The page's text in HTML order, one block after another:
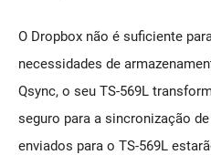
O Dropbox não é suficiente
necessidades de
Qsync, o seu TS-569L
seguro para a sincronização
enviados para o TS-569L